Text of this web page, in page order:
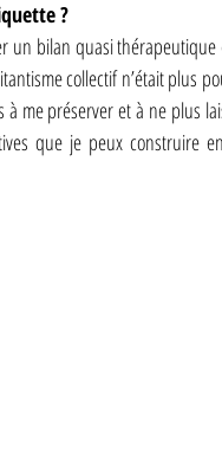
?
un bilan quasi
collectif n’était plus
me préserver et à ne plus
que je peux construire